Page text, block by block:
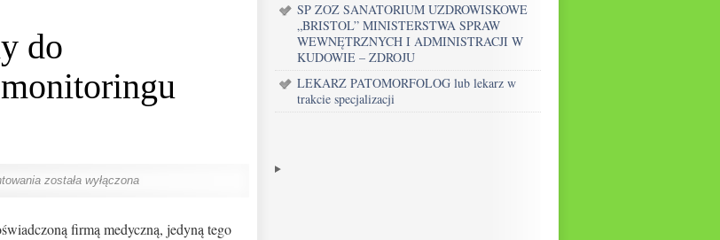
do
została wyłączona
firmą medyczną, jedyną tego
SP ZOZ SANATORIUM UZDROWISKOWE
„BRISTOL” MINISTERSTWA SPRAW
WEWNĘTRZNYCH I ADMINISTRACJI W
KUDOWIE – ZDROJU
LEKARZ PATOMORFOLOG lub lekarz w
trakcie specjalizacji